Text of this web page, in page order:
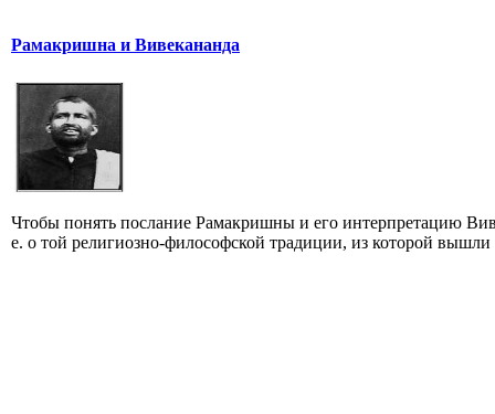
Рамакришна и Вивекананда
Чтобы понять послание Рамакришны и его интерпретацию
е. о той религиозно-философской традиции, из которой